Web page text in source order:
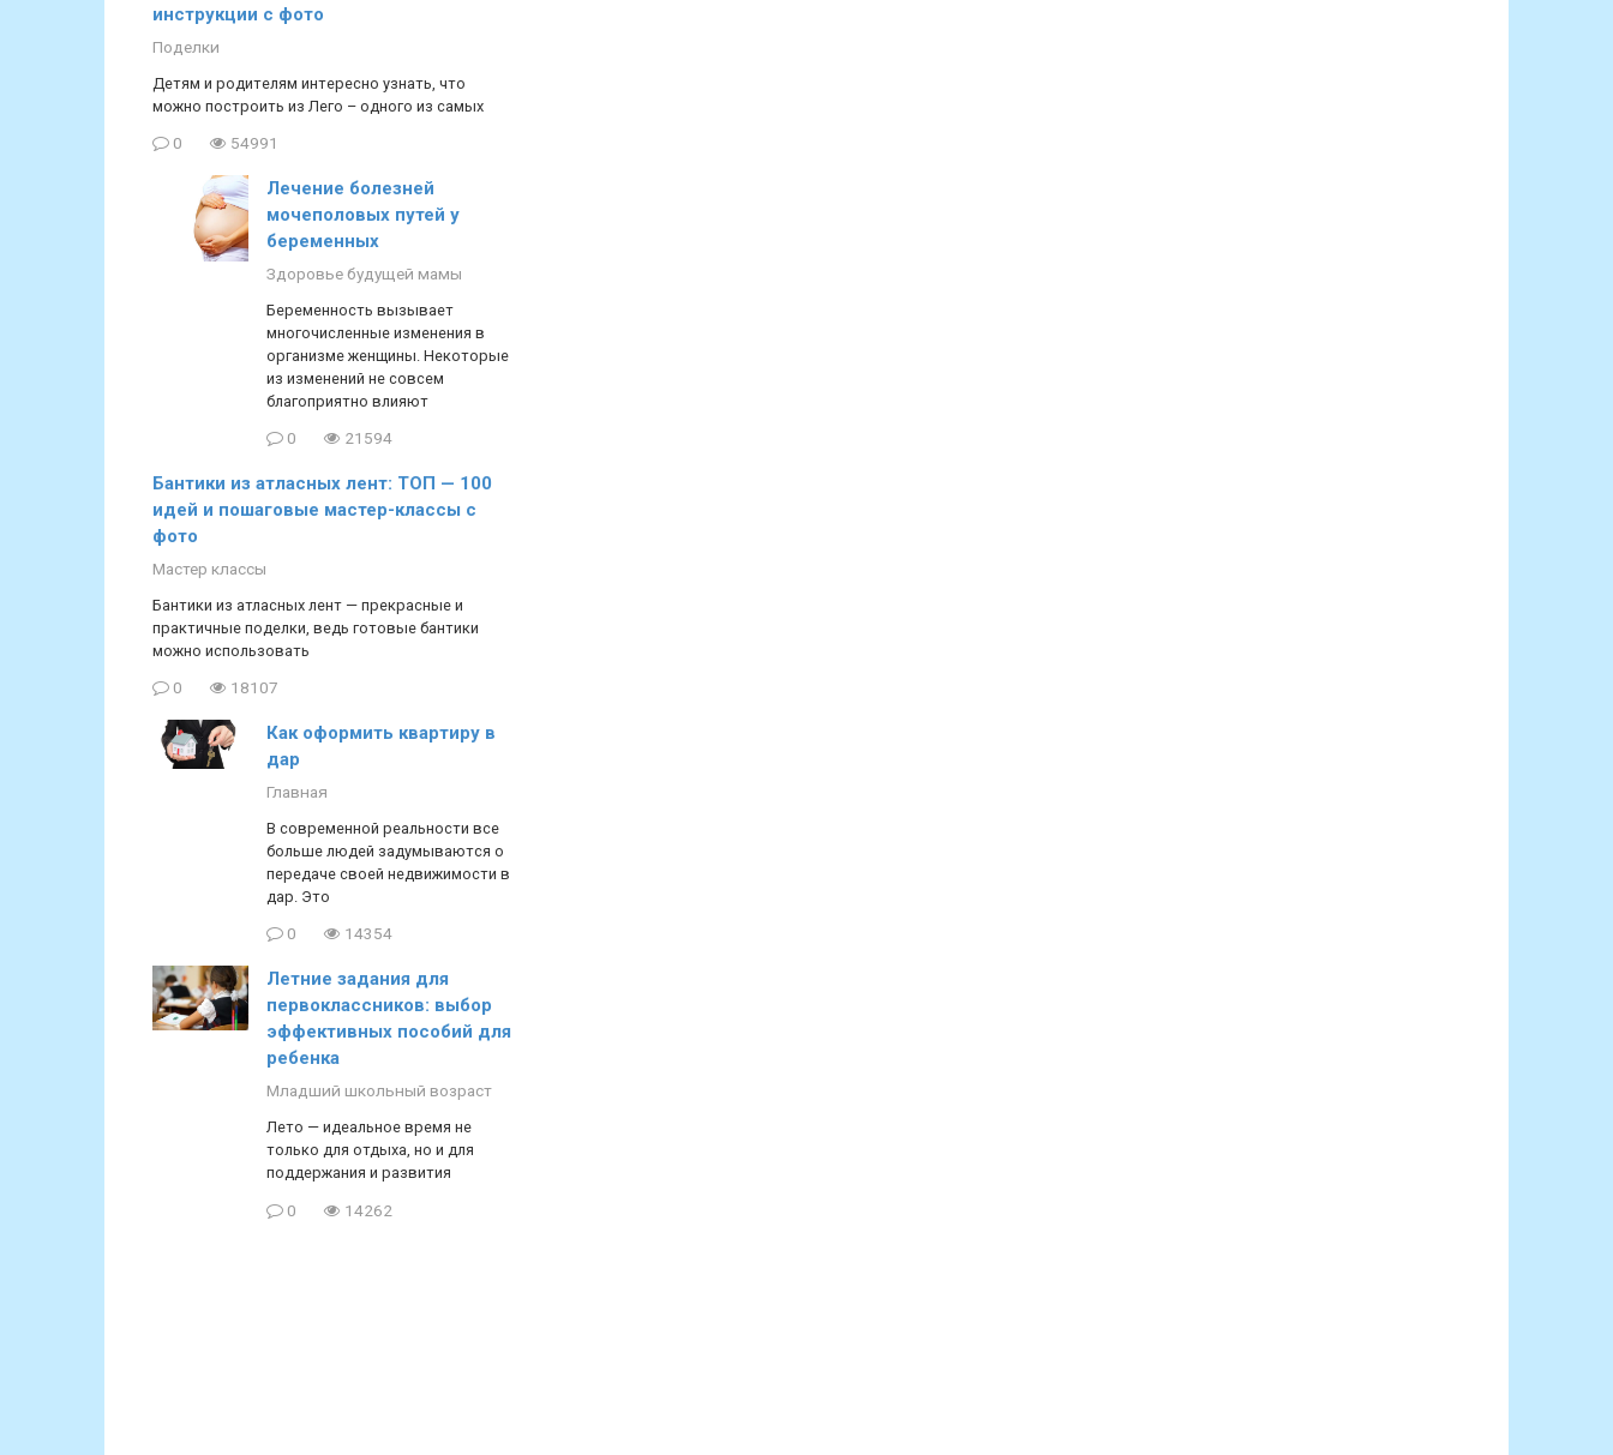
инструкции с фото
Поделки
Детям и родителям интересно узнать, что
можно построить из Лего – одного из самых
0 54991
Лечение болезней
мочеполовых путей у
беременных
Здоровье будущей мамы
Беременность вызывает
многочисленные изменения в
организме женщины. Некоторые
из изменений не совсем
благоприятно влияют
0 21594
Бантики из атласных лент: ТОП — 100
идей и пошаговые мастер-классы с
фото
Мастер классы
Бантики из атласных лент — прекрасные и
практичные поделки, ведь готовые бантики
можно использовать
0 18107
Как оформить квартиру в
дар
Главная
В современной реальности все
больше людей задумываются о
передаче своей недвижимости в
дар. Это
0 14354
Летние задания для
первоклассников: выбор
эффективных пособий для
ребенка
Младший школьный возраст
Лето — идеальное время не
только для отдыха, но и для
поддержания и развития
0 14262